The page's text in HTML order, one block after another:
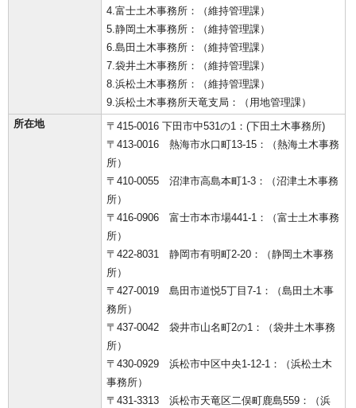
4.富士土木事務所：（維持管理課）
5.静岡土木事務所：（維持管理課）
6.島田土木事務所：（維持管理課）
7.袋井土木事務所：（維持管理課）
8.浜松土木事務所：（維持管理課）
9.浜松土木事務所天竜支局：（用地管理課）
所在地
〒415-0016 下田市中531の1：(下田土木事務所)
〒413-0016 熱海市水口町13-15：（熱海土木事務
所）
〒410-0055 沼津市高島本町1-3：（沼津土木事務
所）
〒416-0906 富士市本市場441-1：（富士土木事務
所）
〒422-8031 静岡市有明町2-20：（静岡土木事務
所）
〒427-0019 島田市道悦5丁目7-1：（島田土木事
務所）
〒437-0042 袋井市山名町2の1：（袋井土木事務
所）
〒430-0929 浜松市中区中央1-12-1：（浜松土木
事務所）
〒431-3313 浜松市天竜区二俣町鹿島559：（浜